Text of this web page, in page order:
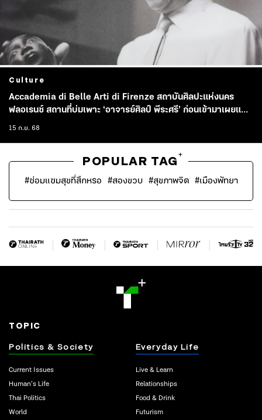
Culture
Accademia di Belle Arti di Firenze สถาบันศิลปะแห่งนคร
ฟลอเรนซ์ สถานที่บ่มเพาะ ‘อาจารย์ศิลป์ พีระศรี’ ก่อนเข้ามาเผยแพร่
ศิลปะตะวันตกในไทย
15 ก.ย. 68
POPULAR TAG
+
#ซ่อมแซมสุขที่สึกหรอ #สองขวบ #สุขภาพจิต #เมืองพัทยา
TOPIC
Politics & Society
Current Issues
Human’s Life
Thai Politics
World
Everyday Life
Live & Learn
Relationships
Food & Drink
Futurism